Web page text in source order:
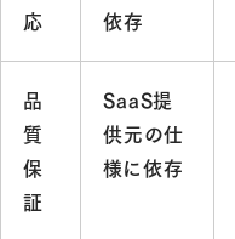
応
依存
品
質
保
証
SaaS提
供元の仕
様に依存